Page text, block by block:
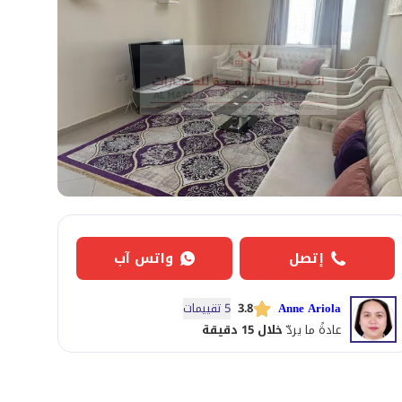
إتصل واتس آب
Anne Ariola
3.8 5 تقييمات
عادةً ما يردّخلال 15 دقيقة